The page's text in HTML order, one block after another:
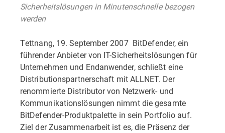
Sicherheitslösungen in Minutenschnelle bezogen
werden
Tettnang, 19. September 2007  BitDefender, ein
führender Anbieter von IT-Sicherheitslösungen für
Unternehmen und Endanwender, schließt eine
Distributionspartnerschaft mit ALLNET. Der
renommierte Distributor von Netzwerk- und
Kommunikationslösungen nimmt die gesamte
BitDefender-Produktpalette in sein Portfolio auf.
Ziel der Zusammenarbeit ist es, die Präsenz der